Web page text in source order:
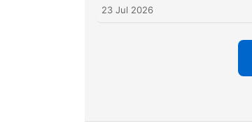
23 Jul 2026